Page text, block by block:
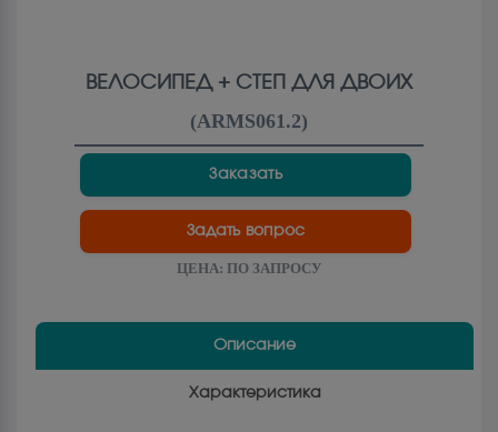
ВЕЛОСИПЕД + СТЕП ДЛЯ ДВОИХ
(ARMS061.2)
Заказать
Задать вопрос
ЦЕНА: ПО ЗАПРОСУ
Описание
Характеристика